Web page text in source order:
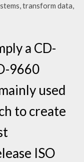
transform data,
a CD-
9660
used
to create
ISO